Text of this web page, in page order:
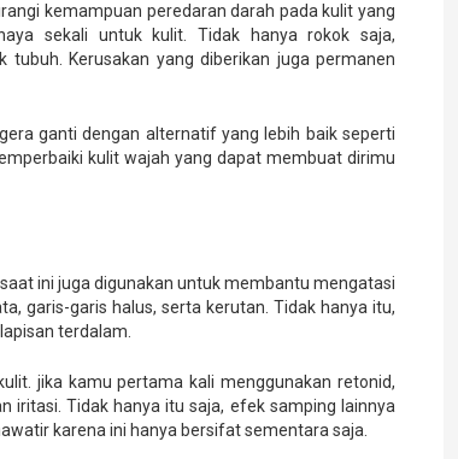
kemampuan peredaran darah pada kulit yang
sekali untuk kulit. Tidak hanya rokok saja,
Kerusakan yang diberikan juga permanen
ganti dengan alternatif yang lebih baik seperti
kulit wajah yang dapat membuat dirimu
ini juga digunakan untuk membantu mengatasi
garis-garis halus, serta kerutan. Tidak hanya itu,
terdalam.
jika kamu pertama kali menggunakan retonid,
iritasi. Tidak hanya itu saja, efek samping lainnya
karena ini hanya bersifat sementara saja.